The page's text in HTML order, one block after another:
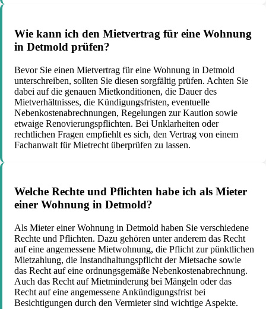
Wie kann ich den Mietvertrag für eine Wohnung
in Detmold prüfen?
Bevor Sie einen Mietvertrag für eine Wohnung in Detmold
unterschreiben, sollten Sie diesen sorgfältig prüfen. Achten Sie
dabei auf die genauen Mietkonditionen, die Dauer des
Mietverhältnisses, die Kündigungsfristen, eventuelle
Nebenkostenabrechnungen, Regelungen zur Kaution sowie
etwaige Renovierungspflichten. Bei Unklarheiten oder
rechtlichen Fragen empfiehlt es sich, den Vertrag von einem
Fachanwalt für Mietrecht überprüfen zu lassen.
Welche Rechte und Pflichten habe ich als Mieter
einer Wohnung in Detmold?
Als Mieter einer Wohnung in Detmold haben Sie verschiedene
Rechte und Pflichten. Dazu gehören unter anderem das Recht
auf eine angemessene Mietwohnung, die Pflicht zur pünktlichen
Mietzahlung, die Instandhaltungspflicht der Mietsache sowie
das Recht auf eine ordnungsgemäße Nebenkostenabrechnung.
Auch das Recht auf Mietminderung bei Mängeln oder das
Recht auf eine angemessene Ankündigungsfrist bei
Besichtigungen durch den Vermieter sind wichtige Aspekte.